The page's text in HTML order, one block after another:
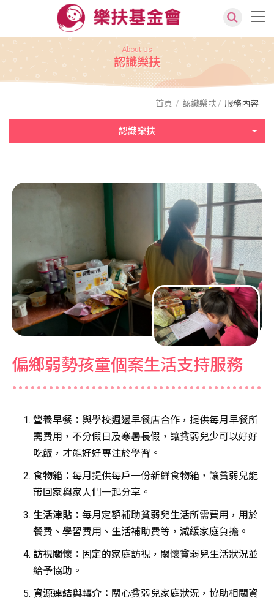
About Us
認識樂扶
首頁 認識樂扶 服務內容
認識樂扶
偏鄉弱勢孩童個案生活支持服務
營養早餐： 與學校週邊早餐店合作，提供每月早餐所
需費用，不分假日及寒暑長假，讓貧弱兒少可以好好
吃飯，才能好好專注於學習。
食物箱：每月提供每戶一份新鮮食物箱，讓貧弱兒能
帶回家與家人們一起分享。
生活津貼：每月定額補助貧弱兒生活所需費用，用於
餐費、學習費用、生活補助費等，減緩家庭負擔。
訪視關懷： 固定的家庭訪視，關懷貧弱兒生活狀況並
給予協助。
資源連結與轉介： 關心貧弱兒家庭狀況，協助相關資